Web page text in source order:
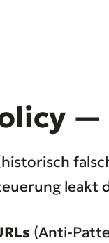
—
leakt
(Anti-